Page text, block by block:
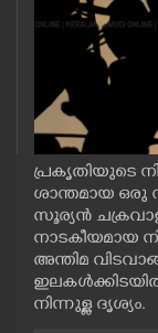
NEWS 360
CASE DIARY
CINEMA
OPINION
PHOTOS
പ്രകൃതിയുടെ
ശാന്തമായ
സൂര്യൻ
നാടകീയമായ
അന്തിമ
നിന്നുള്ള ദൃശ്യം.